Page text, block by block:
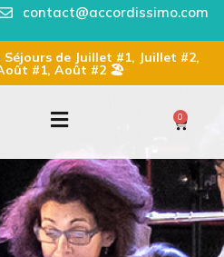
contact@accordissimo.com
de Juillet #1, Juillet #2,
#1, Août #2 🏖
0